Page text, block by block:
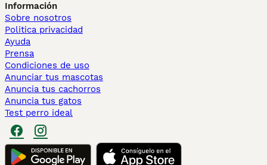
Información
Sobre nosotros
Politica privacidad
Ayuda
Prensa
Condiciones de uso
Anunciar tus mascotas
Anuncia tus cachorros
Anuncia tus gatos
Test perro ideal